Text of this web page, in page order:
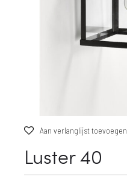
Aan verlanglijst toevoegen
Luster 40